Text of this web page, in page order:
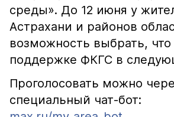
среды». До 12 июня у
Астрахани и районов
возможность выбрать, что
поддержке ФКГС в
Проголосовать можно
специальный чат-бот: